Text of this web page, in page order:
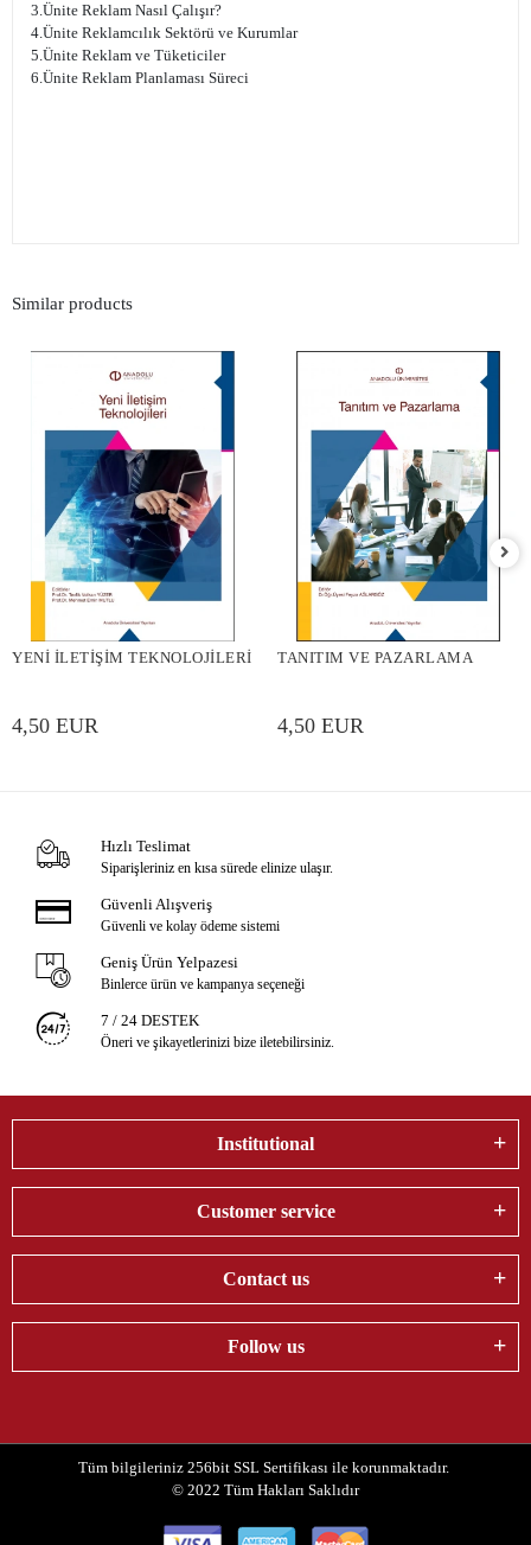
3.Ünite Reklam Nasıl Çalışır?
4.Ünite Reklamcılık Sektörü ve Kurumlar
5.Ünite Reklam ve Tüketiciler
6.Ünite Reklam Planlaması Süreci
Similar products
YENİ İLETİŞİM TEKNOLOJİLERİ
4,50 EUR
TANITIM VE PAZARLAMA
4,50 EUR
Hızlı Teslimat
Siparişleriniz en kısa sürede elinize ulaşır.
Güvenli Alışveriş
Güvenli ve kolay ödeme sistemi
Geniş Ürün Yelpazesi
Binlerce ürün ve kampanya seçeneği
7 / 24 DESTEK
Öneri ve şikayetlerinizi bize iletebilirsiniz.
Institutional
Customer service
Contact us
Follow us
Tüm bilgileriniz 256bit SSL Sertifikası ile korunmaktadır.
© 2022 Tüm Hakları Saklıdır